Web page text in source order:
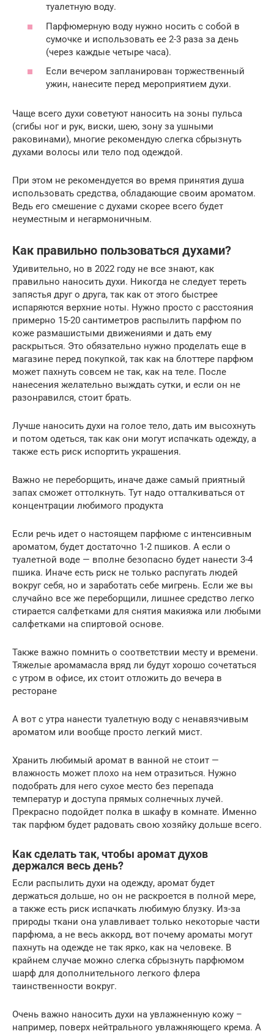
туалетную воду.
Парфюмерную воду нужно носить с собой в
сумочке и использовать ее 2-3 раза за день
(через каждые четыре часа).
Если вечером запланирован торжественный
ужин, нанесите перед мероприятием духи.
Чаще всего духи советуют наносить на зоны пульса
(сгибы ног и рук, виски, шею, зону за ушными
раковинами), многие рекомендую слегка сбрызнуть
духами волосы или тело под одеждой.
При этом не рекомендуется во время принятия душа
использовать средства, обладающие своим ароматом.
Ведь его смешение с духами скорее всего будет
неуместным и негармоничным.
Как правильно пользоваться духами?
Удивительно, но в 2022 году не все знают, как
правильно наносить духи. Никогда не следует тереть
запястья друг о друга, так как от этого быстрее
испаряются верхние ноты. Нужно просто с расстояния
примерно 15-20 сантиметров распылить парфюм по
коже размашистыми движениями и дать ему
раскрыться. Это обязательно нужно проделать еще в
магазине перед покупкой, так как на блоттере парфюм
может пахнуть совсем не так, как на теле. После
нанесения желательно выждать сутки, и если он не
разонравился, стоит брать.
Лучше наносить духи на голое тело, дать им высохнуть
и потом одеться, так как они могут испачкать одежду, а
также есть риск испортить украшения.
Важно не переборщить, иначе даже самый приятный
запах сможет оттолкнуть. Тут надо отталкиваться от
концентрации любимого продукта
Если речь идет о настоящем парфюме с интенсивным
ароматом, будет достаточно 1-2 пшиков. А если о
туалетной воде — вполне безопасно будет нанести 3-4
пшика. Иначе есть риск не только распугать людей
вокруг себя, но и заработать себе мигрень. Если же вы
случайно все же переборщили, лишнее средство легко
стирается салфетками для снятия макияжа или любыми
салфетками на спиртовой основе.
Также важно помнить о соответствии месту и времени.
Тяжелые аромамасла вряд ли будут хорошо сочетаться
с утром в офисе, их стоит отложить до вечера в
ресторане
А вот с утра нанести туалетную воду с ненавязчивым
ароматом или вообще просто легкий мист.
Хранить любимый аромат в ванной не стоит —
влажность может плохо на нем отразиться. Нужно
подобрать для него сухое место без перепада
температур и доступа прямых солнечных лучей.
Прекрасно подойдет полка в шкафу в комнате. Именно
так парфюм будет радовать свою хозяйку дольше всего.
Как сделать так, чтобы аромат духов
держался весь день?
Если распылить духи на одежду, аромат будет
держаться дольше, но он не раскроется в полной мере,
а также есть риск испачкать любимую блузку. Из-за
природы ткани она улавливает только некоторые части
парфюма, а не весь аккорд, вот почему ароматы могут
пахнуть на одежде не так ярко, как на человеке. В
крайнем случае можно слегка сбрызнуть парфюмом
шарф для дополнительного легкого флера
таинственности вокруг.
Очень важно наносить духи на увлажненную кожу –
например, поверх нейтрального увлажняющего крема. А